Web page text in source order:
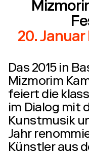
20. Januar
Das 2015 in
Mizmorim
feiert die
im Dialog mit
Kunstmusik
Jahr
Künstler aus